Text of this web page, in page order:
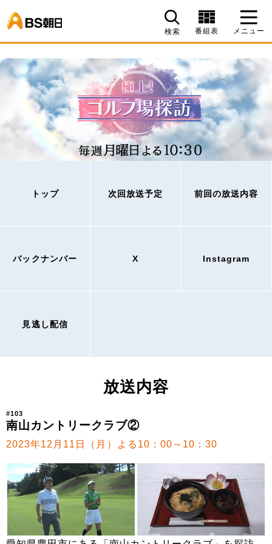
検索 番組表 メニュー
トップ 次回放送予定 前回の放送内容
バックナンバー X Instagram
見逃し配信
放送内容
#103
南山カントリークラブ②
2023年12月11日（月）よる10：00～10：30